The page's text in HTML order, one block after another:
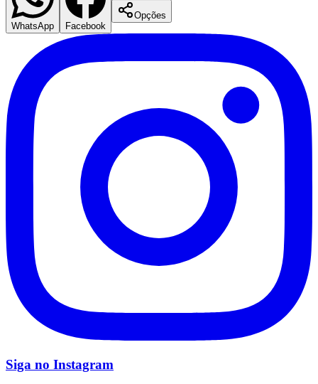
Flamengo
WhatsApp Facebook
Opções
Siga no Instagram